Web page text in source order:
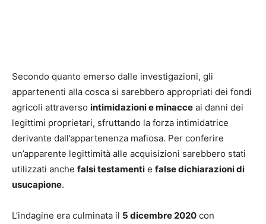
Secondo quanto emerso dalle investigazioni, gli
appartenenti alla cosca si sarebbero appropriati dei fondi
agricoli attraverso intimidazioni e minacce ai danni dei
legittimi proprietari, sfruttando la forza intimidatrice
derivante dall’appartenenza mafiosa. Per conferire
un’apparente legittimità alle acquisizioni sarebbero stati
utilizzati anche falsi testamenti e false dichiarazioni di
usucapione.
L’indagine era culminata il 5 dicembre 2020 con